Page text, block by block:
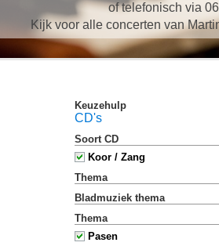
of telefonisch via
Kijk voor alle concerten van
Keuzehulp
CD's
Soort CD
Koor / Zang
Thema
Bladmuziek thema
Thema
Pasen